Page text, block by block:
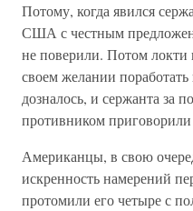
Потому, когда явился
США с честным
не поверили. Потом локти
своем желании
дозналось, и сержанта за
противником
Американцы, в свою
искренность намерений
протомили его четыре с